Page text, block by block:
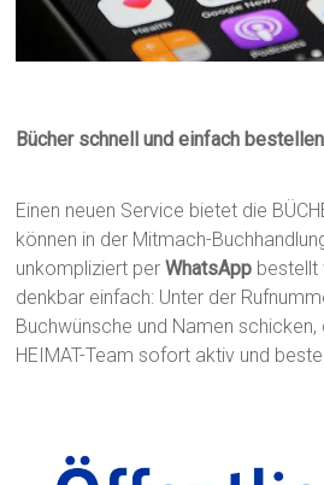
Bücher schnell und einfach bestellen
Einen neuen Service bietet die
können in der Mitmach-
unkompliziert perWhatsApp bestellt
denkbar einfach: Unter der
Buchwünsche und Namen schicken,
HEIMAT-Team sofort aktiv und